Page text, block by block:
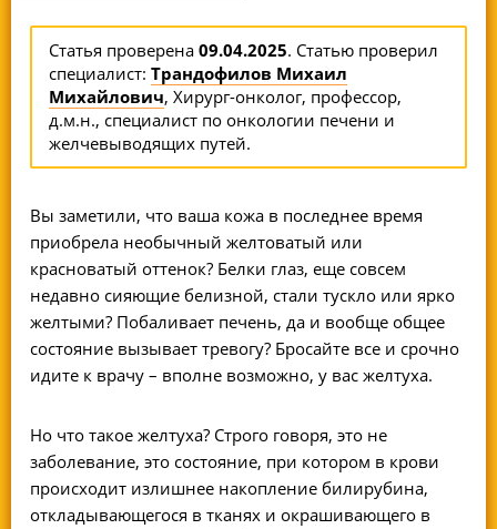
Статья проверена09.04.2025. Статью проверил
специалист:Трандофилов Михаил
Михайлович, Хирург-онколог, профессор,
д.м.н., специалист по онкологии печени и
желчевыводящих путей.
Вы заметили, что ваша кожа в последнее время
приобрела необычный желтоватый или
красноватый оттенок? Белки глаз, еще совсем
недавно сияющие белизной, стали тускло или ярко
желтыми? Побаливает печень, да и вообще общее
состояние вызывает тревогу? Бросайте все и срочно
идите к врачу – вполне возможно, у вас желтуха.
Но что такое желтуха? Строго говоря, это не
заболевание, это состояние, при котором в крови
происходит излишнее накопление билирубина,
откладывающегося в тканях и окрашивающего в